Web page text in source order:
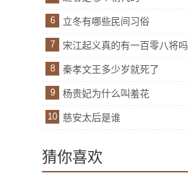
6 立冬有哪些民间习俗
7 宋江起义真的有一百零八将吗
8 秦孝文王多少岁就死了
9 杨贵妃为什么叫羞花
10 慈安太后是谁
猜你喜欢